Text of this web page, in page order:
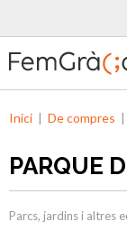
Inici | De compres |
PARQUE
Parcs, jardins i altres